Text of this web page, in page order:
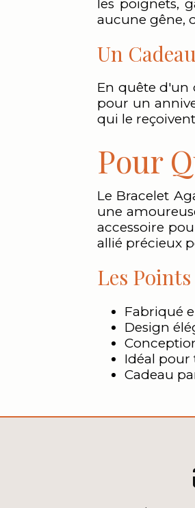
les poignets,
aucune gêne,
Un
En quête d'un
pour un
qui le
Pour
Le Bracelet
une
accessoire
allié précieux
Les
Fabriqué
Design
Idéal pour
Cadeau